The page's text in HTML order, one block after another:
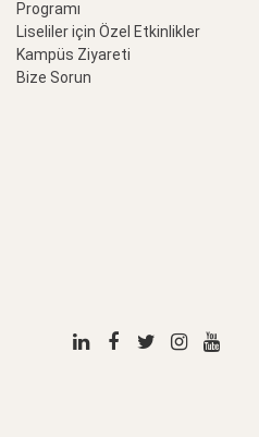
Programı
Liseliler için Özel Etkinlikler
Kampüs Ziyareti
Bize Sorun